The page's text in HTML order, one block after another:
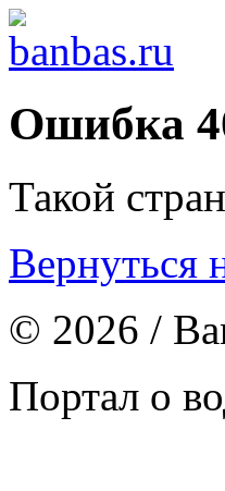
Ошибка
Такой
Вернуться
© 2026 /
Портал о